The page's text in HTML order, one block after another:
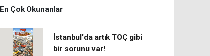
En Çok Okunanlar
İstanbul'da artık TOÇ gibi
bir sorunu var!